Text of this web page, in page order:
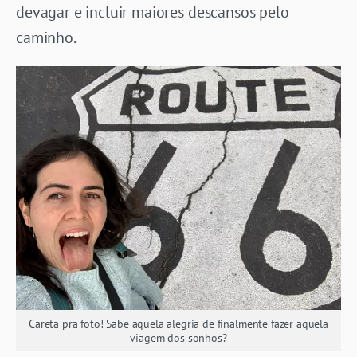
devagar e incluir maiores descansos pelo
caminho.
Careta pra foto! Sabe aquela alegria de finalmente fazer aquela
viagem dos sonhos?